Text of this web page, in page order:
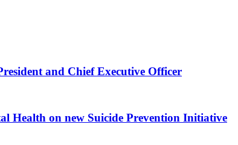
and Chief Executive Officer
Health on new Suicide Prevention Initiative